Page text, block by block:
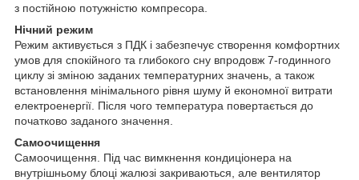
з постійною потужністю компресора.
Нічний режим
Режим активується з ПДК і забезпечує створення комфортних
умов для спокійного та глибокого сну впродовж 7-годинного
циклу зі зміною заданих температурних значень, а також
встановлення мінімального рівня шуму й економної витрати
електроенергії. Після чого температура повертається до
початково заданого значення.
Самоочищення
Самоочищення. Під час вимкнення кондиціонера на
внутрішньому блоці жалюзі закриваються, але вентилятор